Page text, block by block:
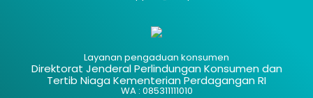
Layanan pengaduan konsumen
Direktorat Jenderal Perlindungan Konsumen dan
Tertib Niaga Kementerian Perdagangan RI
WA : 085311111010